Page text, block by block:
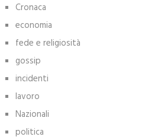
Cronaca
economia
fede e religiosità
gossip
incidenti
lavoro
Nazionali
politica